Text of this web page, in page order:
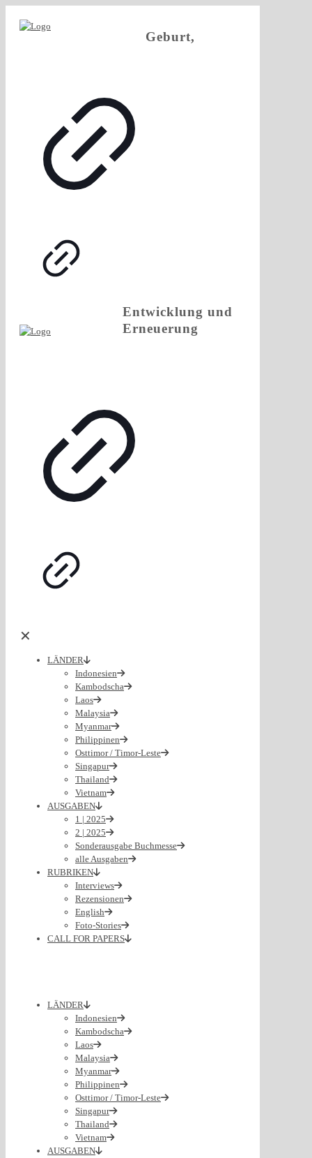
✕
LÄNDER
Indonesien
Kambodscha
Laos
Malaysia
Myanmar
Philippinen
Osttimor / Timor-Leste
Singapur
Thailand
Vietnam
AUSGABEN
1 | 2025
2 | 2025
Sonderausgabe Buchmesse
alle Ausgaben
RUBRIKEN
Interviews
Rezensionen
English
Foto-Stories
CALL FOR PAPERS
LÄNDER
Indonesien
Kambodscha
Laos
Malaysia
Myanmar
Philippinen
Osttimor / Timor-Leste
Singapur
Thailand
Vietnam
AUSGABEN
Geburt,
Entwicklung und
Erneuerung